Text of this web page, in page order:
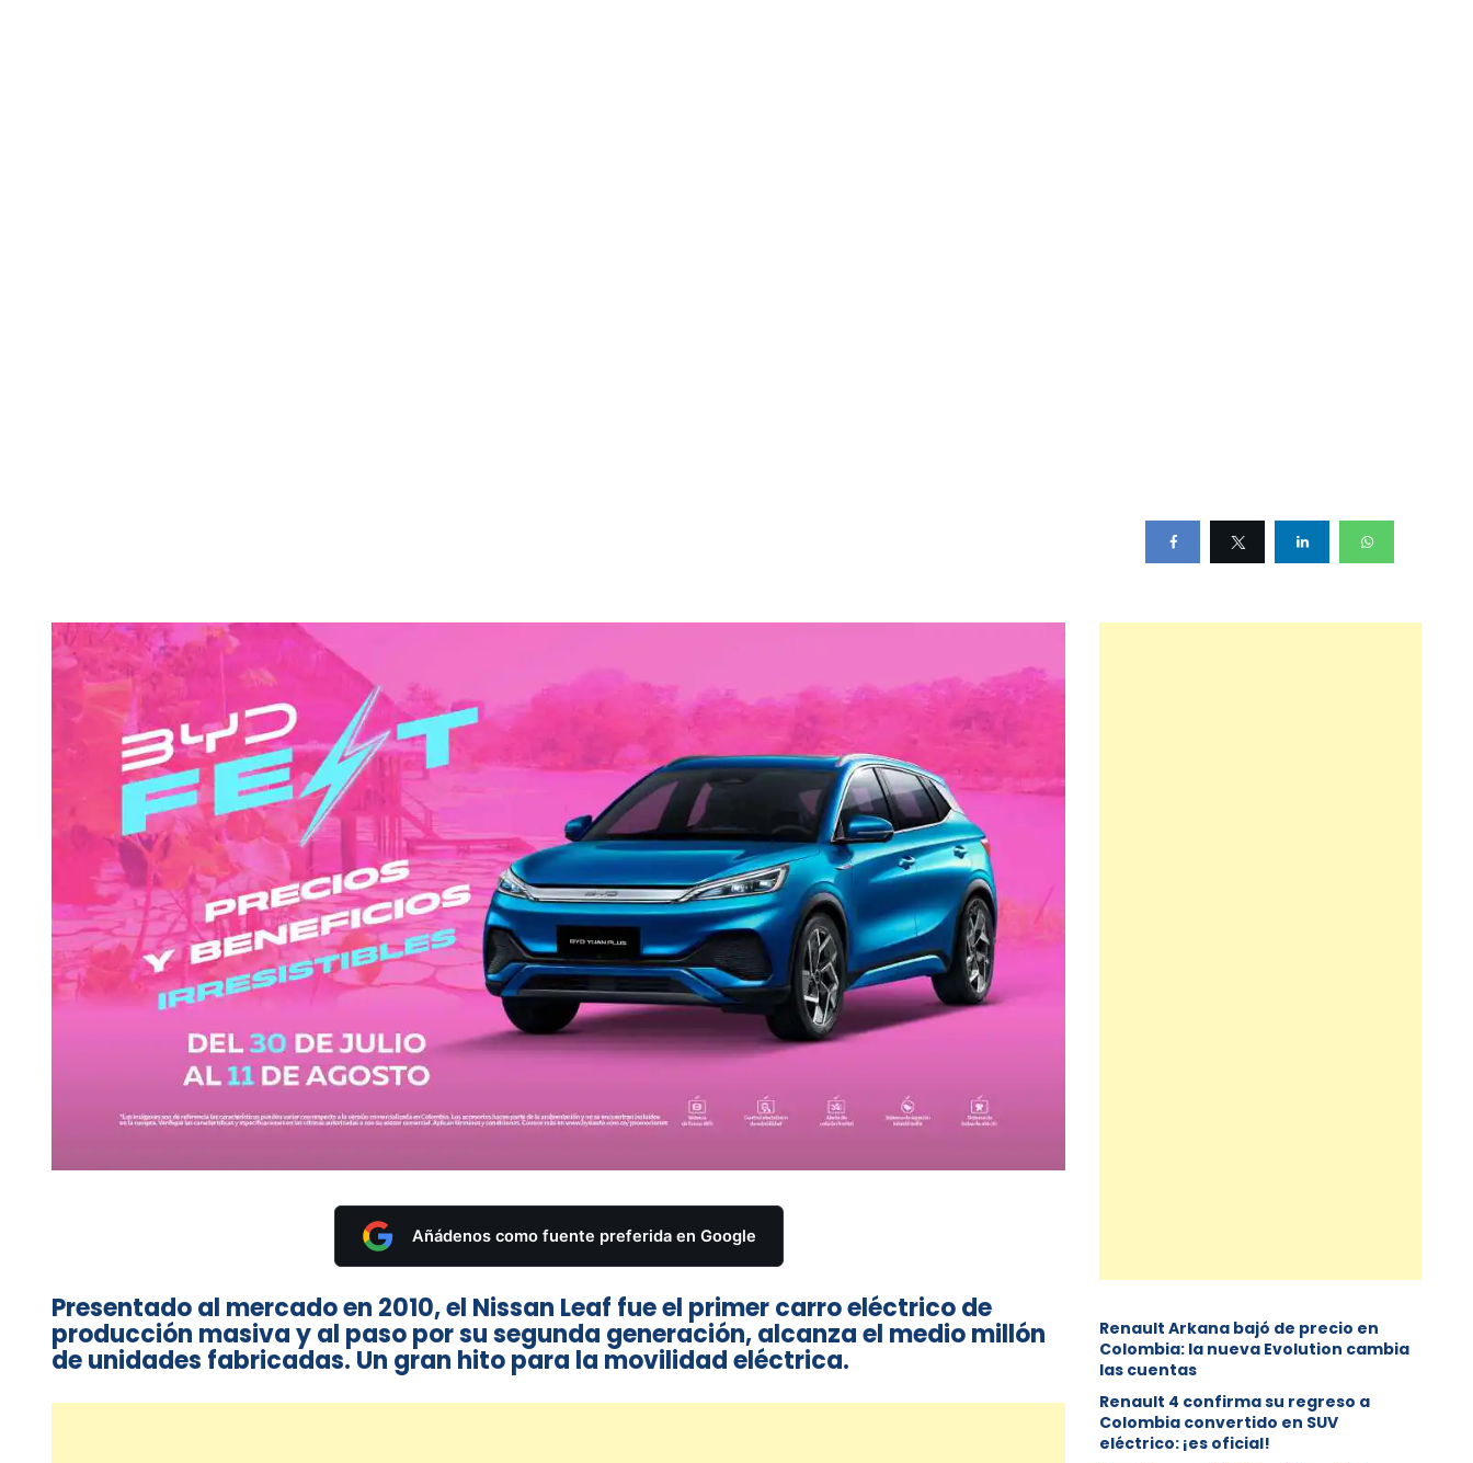
Añádenos como fuente preferida en Google
Presentado al mercado en 2010, el Nissan Leaf fue el primer carro eléctrico de
producción masiva y al paso por su segunda generación, alcanza el medio millón
de unidades fabricadas. Un gran hito para la movilidad eléctrica.
Renault Arkana bajó de precio en
Colombia: la nueva Evolution cambia
las cuentas
Renault 4 confirma su regreso a
Colombia convertido en SUV
eléctrico: ¡es oficial!